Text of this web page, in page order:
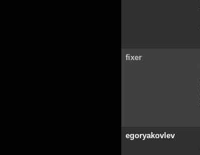
fixer
egoryakovlev